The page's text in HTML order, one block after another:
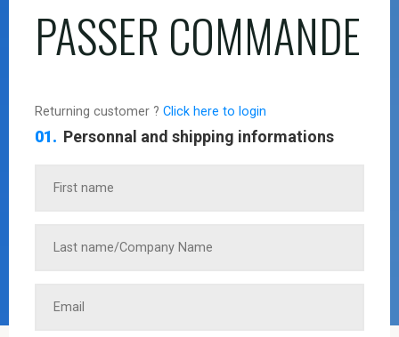
PASSER COMMANDE
Returning customer ? Click here to login
Personnal and shipping informations